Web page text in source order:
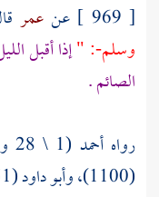
[ 969 ] عن
عمر
وسلم-: "إذا أقبل
الصائم .
(1100)، وأبو داود (2351)، والترمذي (698) .